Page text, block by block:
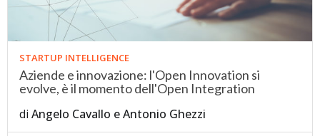
STARTUP INTELLIGENCE
Aziende e innovazione: l'Open Innovation si
evolve, è il momento dell'Open Integration
diAngelo Cavallo eAntonio Ghezzi